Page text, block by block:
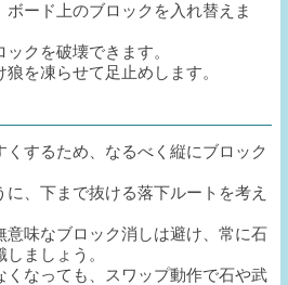
ボード上のブロックを入れ替えま
クを破壊できます。
を凍らせて足止めします。
くするため、なるべく縦にブロック
、下まで抜ける落下ルートを考え
意味なブロック消しは避け、常に石
ましょう。
くなっても、スワップ動作で石や武